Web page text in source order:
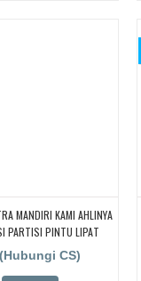
MANDIRI KAMI AHLINYA
PARTISI PINTU LIPAT
UNTUK RUANG KELAS
CS)